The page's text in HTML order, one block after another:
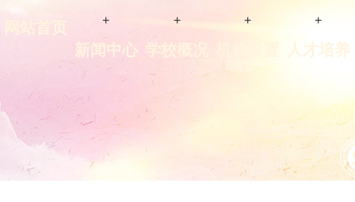
+
新闻中心
+ + +
人才培养